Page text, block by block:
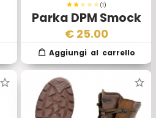
(1)
Parka DPM Smock
Man s British Army
€ 25.00